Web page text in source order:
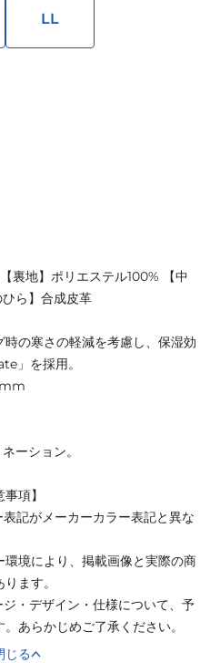
LL
裏地】ポリエステル100% 【中
ら】合成皮革
の寒さの軽減を考慮し、保湿効
」を採用。
ーション。
項】
記がメーカーカラー表記と異な
境により、掲載画像と実際の商
ます。
・デザイン・仕様について、予
あらかじめご了承ください。
じる